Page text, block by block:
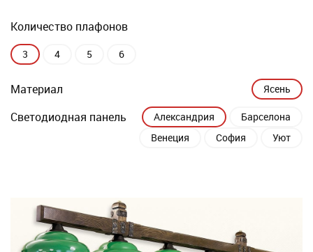
Количество плафонов
3 4 5 6
Материал Ясень
Светодиодная панель Александрия
Барселона
Венеция
София Уют